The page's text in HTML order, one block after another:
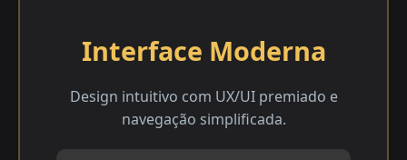
Interface Moderna
Design intuitivo com UX/UI premiado e
navegação simplificada.